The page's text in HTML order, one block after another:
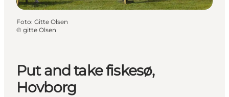
Put and take fiskesø,
Hovborg
Foto: Gitte Olsen
© gitte Olsen